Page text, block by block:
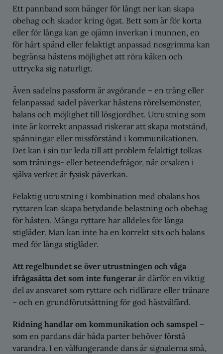
Ett pannband som hänger för långt ner kan skapa
obehag och skador kring ögat. Bett som är för korta
eller för långa kan ge ojämn inverkan i munnen, en
för hårt spänd eller felaktigt anpassad nosgrimma kan
begränsa hästens möjlighet att röra käken och
uttrycka sig naturligt.
Även sadelns passform är avgörande – en trång eller
felanpassad sadel påverkar hästens rörelsemönster,
balans och möjlighet till lösgjordhet. Utrustning som
inte är korrekt anpassad riskerar att skapa motstånd,
spänningar eller missförstånd i kommunikationen.
Det kan i sin tur leda till att problem felaktigt tolkas
som tränings- eller beteendefrågor, när orsaken i
själva verket är fysisk påverkan.
Felaktig utrustning i kombination med obalans hos
ryttaren kan skapa betydande belastning och obehag
för hästen. Många ryttare har alldeles för långa
stigläder. Man kan inte ha en korrekt sits och balans
med för långa stigläder.
Att regelbundet se över utrustningen och våga
ifrågasätta det som inte fungerar är därför en viktig
del av ansvaret som ryttare och ridlärare eller tränare
– och en grundförutsättning för god hästvälfärd.
Ridning handlar om kommunikation och samspel –
som en pardans där båda parter behöver förstå
varandra. I en välfungerande dans är signalerna små,